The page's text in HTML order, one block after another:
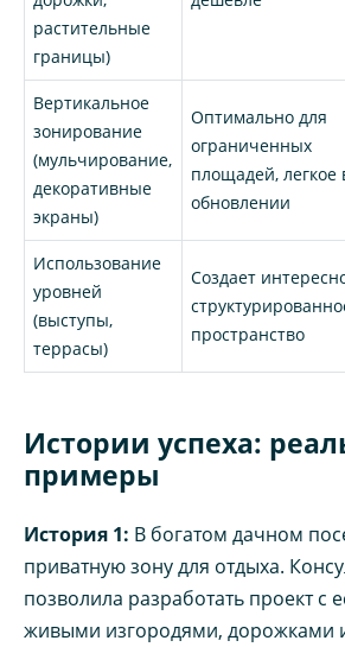
растительные
границы)
Вертикальное
зонирование
(мульчирование,
декоративные
экраны)
Оптимально для
ограниченных
площадей, легкое
обновлении
Использование
уровней
(выступы,
террасы)
Создает
пространство
Истории успеха:
примеры
История 1: В богатом дачном
приватную зону для отдыха.
позволила разработать проект с
живыми изгородями, дорожками